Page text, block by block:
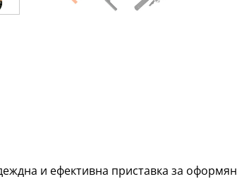
и ефективна приставка за